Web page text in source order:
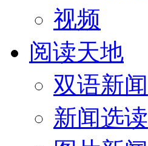
视频
阅读天地
双语新闻
新闻选读